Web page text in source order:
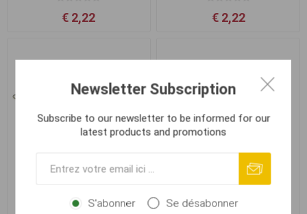
€ 2,22 € 2,22
Cormoran Bullet #2 4g
orange tiger
Cormoran Bullet #2 4g
silver
Newsletter Subscription
Subscribe to our newsletter to be informed for our
latest products and promotions
S'abonner Se désabonner